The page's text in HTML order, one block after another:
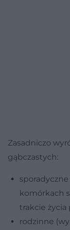
Zasadniczo
gąbczastych:
komórkach
trakcie życia
rodzinne